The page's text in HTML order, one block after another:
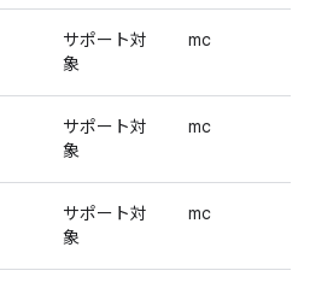
サポート対
象
mc
サポート対
象
mc
サポート対
象
mc